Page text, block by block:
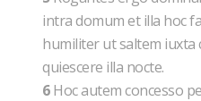
intra domum et illa hoc
humiliter ut saltem
quiescere illa nocte.
6Hoc autem concesso